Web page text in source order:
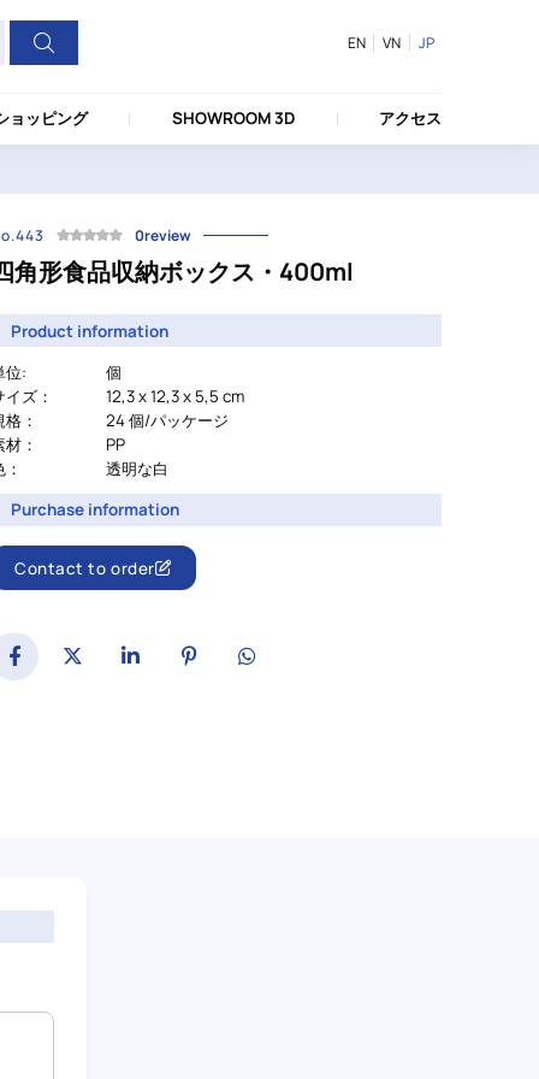
EN VN JP
ョッピング SHOWROOM 3D アクセス
0review
角形食品収納ボックス・400ml
Product information
位:
個
イズ：
12,3 x 12,3 x 5,5 cm
格：
24 個/パッケージ
材：
PP
透明な白
Purchase information
Contact to order